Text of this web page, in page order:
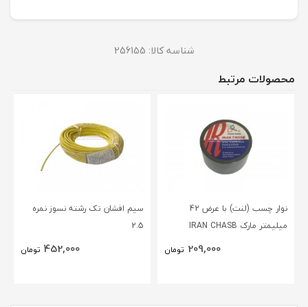
شناسه کالا: 256155
محصولات مرتبط
نوار چسب (لنت) با عرض 42
میلیمتر مارک IRAN CHASB
209,000 تومان
سیم افشان تک رشته نسوز نمره
2.5
452,000 تومان